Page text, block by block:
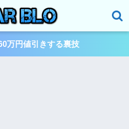
万円値引きする裏技